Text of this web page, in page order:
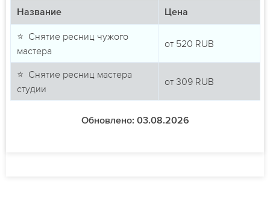
Название Цена
⭐ Снятие ресниц чужого
мастера
от 520 RUB
⭐ Снятие ресниц мастера
студии
от 309 RUB
Обновлено: 03.08.2026